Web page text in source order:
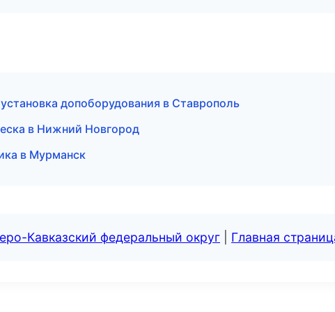
допоборудования в Ставрополь
в Нижний Новгород
в Мурманск
Кавказский федеральный округ Главная